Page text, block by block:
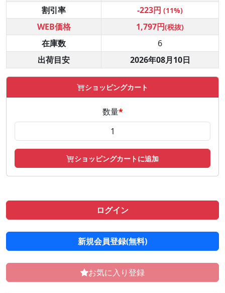
割引率 -223円 (11%)
WEB価格 1,797円(税抜)
在庫数
6
出荷目安
2026年08月10日
ショッピングカート
数量*
ショッピングカートに追加
ログイン
新規会員登録(無料)
お気に入り登録